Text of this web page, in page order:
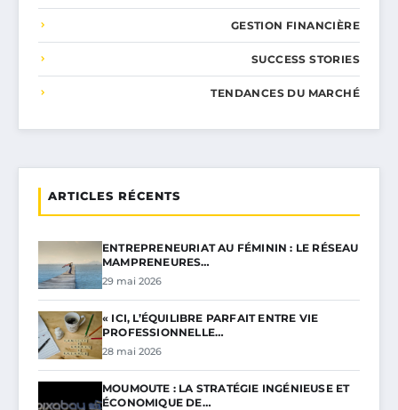
GESTION FINANCIÈRE
SUCCESS STORIES
TENDANCES DU MARCHÉ
ARTICLES RÉCENTS
ENTREPRENEURIAT AU FÉMININ : LE RÉSEAU
MAMPRENEURES…
29 mai 2026
« ICI, L’ÉQUILIBRE PARFAIT ENTRE VIE
PROFESSIONNELLE…
28 mai 2026
MOUMOUTE : LA STRATÉGIE INGÉNIEUSE ET
ÉCONOMIQUE DE…